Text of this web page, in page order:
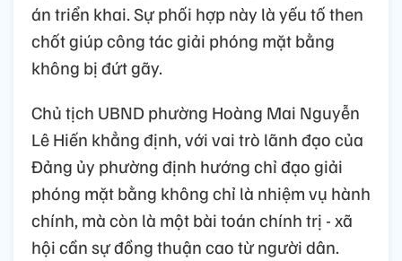
án triển khai. Sự phối hợp này là yếu tố then
chốt giúp công tác giải phóng mặt bằng
không bị đứt gãy.
Chủ tịch UBND phường Hoàng Mai Nguyễn
Lê Hiến khẳng định, với vai trò lãnh đạo của
Đảng ủy phường định hướng chỉ đạo giải
phóng mặt bằng không chỉ là nhiệm vụ hành
chính, mà còn là một bài toán chính trị - xã
hội cần sự đồng thuận cao từ người dân.